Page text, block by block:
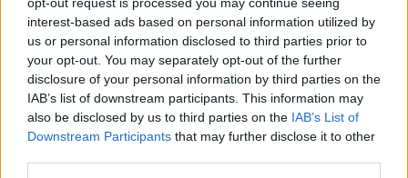
interest-based ads based on personal information utilized by
us or personal information disclosed to third parties prior to
your opt-out. You may separately opt-out of the further
disclosure of your personal information by third parties on the
IAB’s list of downstream participants. This information may
also be disclosed by us to third parties on the IAB’s List of
Downstream Participants that may further disclose it to other
Μάθε πρώτος όλες τις σημαντικές
ειδήσεις.
Βάλε το proson.gr στα αποτελέσματα
αναζήτησης της Google